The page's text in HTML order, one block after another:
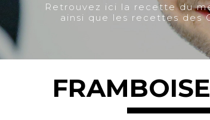
Retrouvez ici la recette du
ainsi que les recettes des